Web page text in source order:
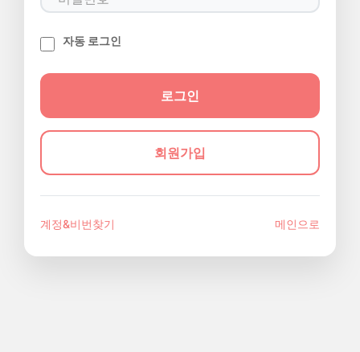
자동 로그인
회원가입
계정&비번찾기 메인으로